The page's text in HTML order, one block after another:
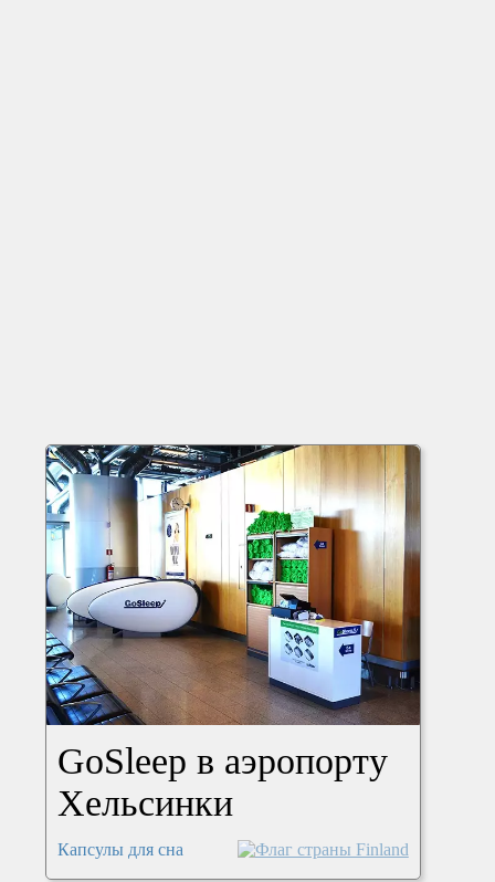
GoSleep в аэропорту
Хельсинки
Капсулы для сна